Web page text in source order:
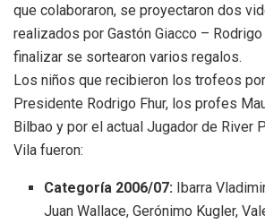
que colaboraron, se proyectaron dos
realizados por Gastón Giacco – Rodrigo
finalizar se sortearon varios regalos.
Los niños que recibieron los trofeos
Presidente Rodrigo Fhur, los profes
Bilbao y por el actual Jugador de River
Vila fueron:
Categoría 2006/07: Ibarra
Juan Wallace, Gerónimo Kugler,